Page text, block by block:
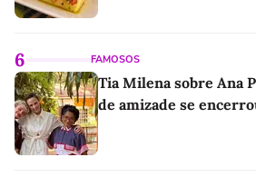
6 FAMOSOS
Tia Milena sobre Ana
de amizade se